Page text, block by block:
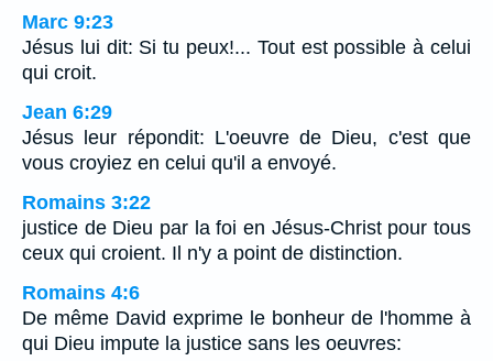
Marc 9:23
Jésus lui dit: Si tu peux!... Tout est possible à celui
qui croit.
Jean 6:29
Jésus leur répondit: L'oeuvre de Dieu, c'est que
vous croyiez en celui qu'il a envoyé.
Romains 3:22
justice de Dieu par la foi en Jésus-Christ pour tous
ceux qui croient. Il n'y a point de distinction.
Romains 4:6
De même David exprime le bonheur de l'homme à
qui Dieu impute la justice sans les oeuvres: